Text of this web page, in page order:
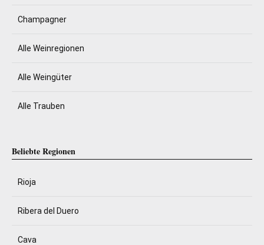
Champagner
Alle Weinregionen
Alle Weingüter
Alle Trauben
Beliebte Regionen
Rioja
Ribera del Duero
Cava